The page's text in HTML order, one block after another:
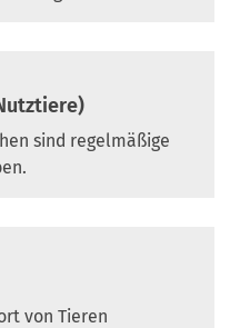
sind regelmäßige
von Tieren